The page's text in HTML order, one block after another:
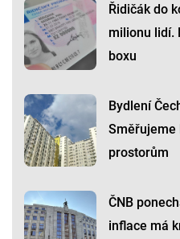
Řidičák do
milionu lidí.
boxu
Bydlení
Směřujeme
prostorům
ČNB
inflace má